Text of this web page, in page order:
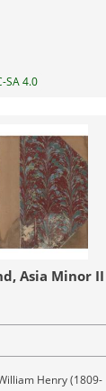
SA 4.0
Asia Minor II
Henry (1809-